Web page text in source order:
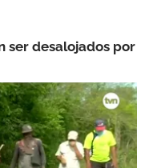
ser desalojados por